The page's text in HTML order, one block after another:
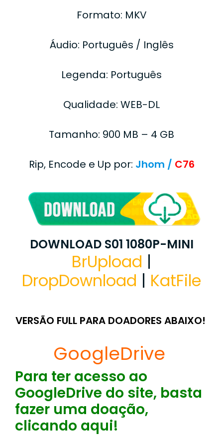
Formato: MKV
Áudio: Português / Inglês
Legenda: Português
Qualidade: WEB-DL
Tamanho: 900 MB – 4 GB
Rip, Encode e Up por: Jhom / C76
DOWNLOAD S01 1080P-MINI
BrUpload |
DropDownload | KatFile
VERSÃO FULL PARA DOADORES ABAIXO!
GoogleDrive
Para ter acesso ao
GoogleDrive do site, basta
fazer uma doação,
clicando aqui!